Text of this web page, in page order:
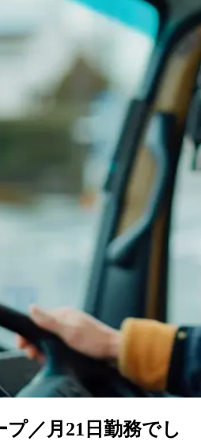
／月21日勤務でし